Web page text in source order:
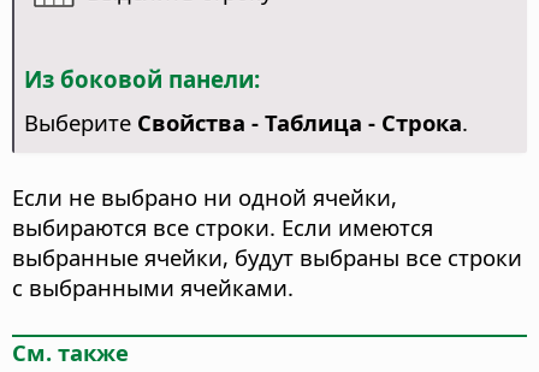
Из боковой панели:
Выберите Свойства - Таблица - Строка.
Если не выбрано ни одной ячейки,
выбираются все строки. Если имеются
выбранные ячейки, будут выбраны все строки
с выбранными ячейками.
См. также